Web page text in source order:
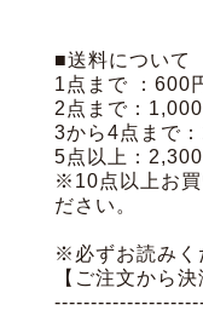
■送料について
1点まで ：600
2点まで：1,000
3から4点まで
5点以上：2,300
※10点以上お買
ださい。
※必ずお読み
【ご注文から